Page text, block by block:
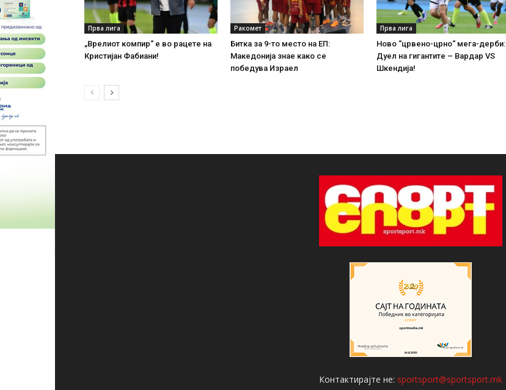
Прва лига
„Врелиот компир“ е во рацете на
Кристијан Фабиани!
Ракомет
Битка за 9-то место на ЕП:
Македонија знае како се
победува Израел
Прва лига
Ново “црвено-црно“ мега-дерби:
Дуел на гигантите – Вардар VS
Шкендија!
Контактирајте не: sportsport@sportsport.mk